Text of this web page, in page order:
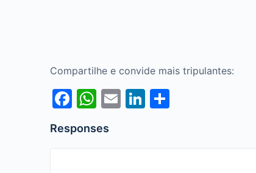
Compartilhe e convide mais tripulantes:
Facebook
WhatsApp
EmailLinkedIn
Responses